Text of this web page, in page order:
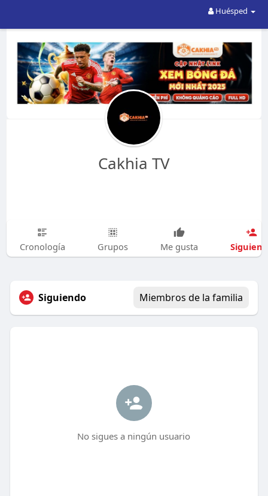
Huésped
Cakhia TV
Cronología Grupos Me gusta
Siguiendo Miembros de la familia
No sigues a ningún usuario